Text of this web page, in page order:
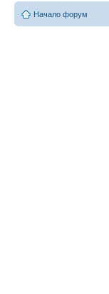
Начало форум